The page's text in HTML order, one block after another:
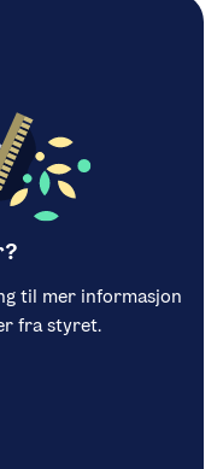
til mer informasjon
fra styret.